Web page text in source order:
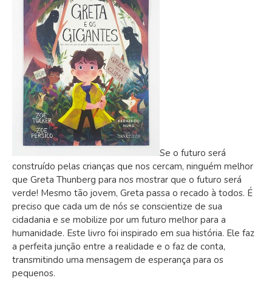
Se o futuro será
construído pelas crianças que nos cercam, ninguém melhor
que Greta Thunberg para nos mostrar que o futuro será
verde! Mesmo tão jovem, Greta passa o recado à todos. É
preciso que cada um de nós se conscientize de sua
cidadania e se mobilize por um futuro melhor para a
humanidade. Este livro foi inspirado em sua história. Ele faz
a perfeita junção entre a realidade e o faz de conta,
transmitindo uma mensagem de esperança para os
pequenos.